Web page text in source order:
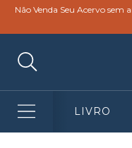
Não Venda Seu Acervo
LIVRO